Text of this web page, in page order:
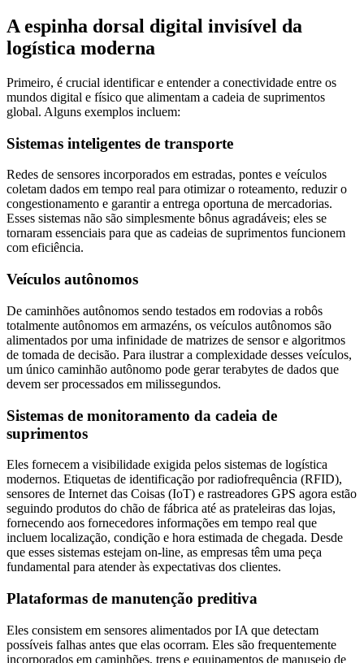
A espinha dorsal digital invisível da
logística moderna
Primeiro, é crucial identificar e entender a conectividade entre os
mundos digital e físico que alimentam a cadeia de suprimentos
global. Alguns exemplos incluem:
Sistemas inteligentes de transporte
Redes de sensores incorporados em estradas, pontes e veículos
coletam dados em tempo real para otimizar o roteamento, reduzir o
congestionamento e garantir a entrega oportuna de mercadorias.
Esses sistemas não são simplesmente bônus agradáveis; eles se
tornaram essenciais para que as cadeias de suprimentos funcionem
com eficiência.
Veículos autônomos
De caminhões autônomos sendo testados em rodovias a robôs
totalmente autônomos em armazéns, os veículos autônomos são
alimentados por uma infinidade de matrizes de sensor e algoritmos
de tomada de decisão. Para ilustrar a complexidade desses veículos,
um único caminhão autônomo pode gerar terabytes de dados que
devem ser processados em milissegundos.
Sistemas de monitoramento da cadeia de
suprimentos
Eles fornecem a visibilidade exigida pelos sistemas de logística
modernos. Etiquetas de identificação por radiofrequência (RFID),
sensores de Internet das Coisas (IoT) e rastreadores GPS agora estão
seguindo produtos do chão de fábrica até as prateleiras das lojas,
fornecendo aos fornecedores informações em tempo real que
incluem localização, condição e hora estimada de chegada. Desde
que esses sistemas estejam on-line, as empresas têm uma peça
fundamental para atender às expectativas dos clientes.
Plataformas de manutenção preditiva
Eles consistem em sensores alimentados por IA que detectam
possíveis falhas antes que elas ocorram. Eles são frequentemente
incorporados em caminhões, trens e equipamentos de manuseio de